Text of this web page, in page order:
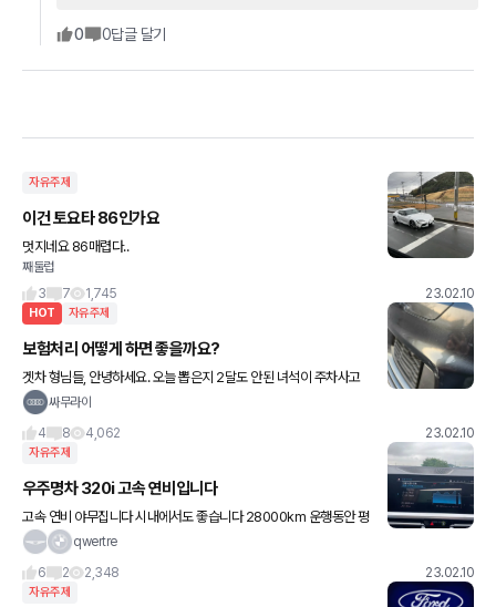
0 0답글 달기
자유주제
이건 토요타 86인가요
멋지네요 86매렵다..
째둘럽
3
7 1,745 23.02.10
HOT 자유주제
보험처리 어떻게 하면 좋을까요?
겟차 형님들, 안녕하세요. 오늘 뽑은지 2달도 안된 녀석이 주차사고
를 당했네요..ㅠㅠ 상대방이 주차하다 실수로 긁었다는데... 제 마음은
싸무라이
4
8 4,062 23.02.10
자유주제
우주명차 320i 고속 연비입니다
고속 연비 야무집니다 시내에서도 좋습니다 28000km 운행동안 평
균연비 13입니다
qwertre
6
2 2,348 23.02.10
자유주제